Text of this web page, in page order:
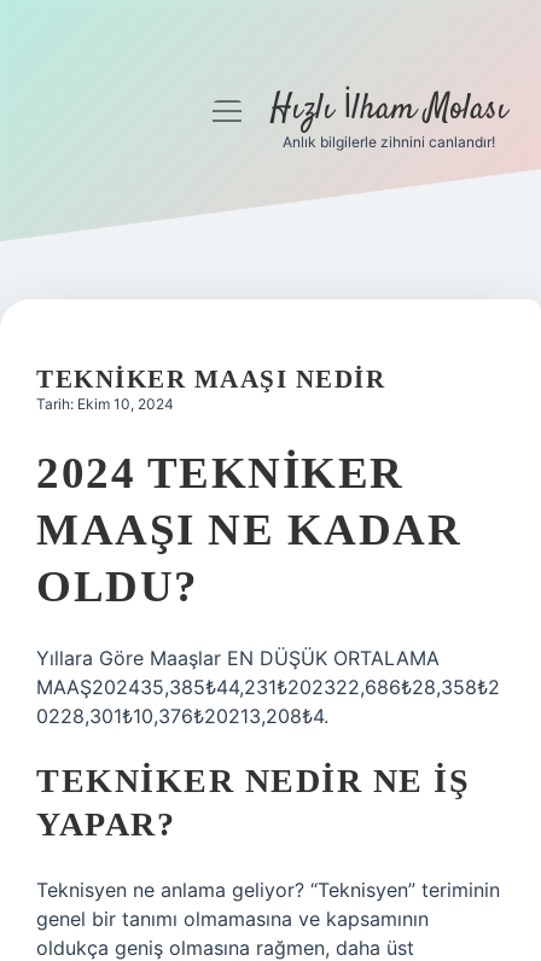
Gizlilik Politikası
Yasal Uyarı
menüyüHızlı İlham Molası
Anlık bilgilerle zihnini canlandır!
TEKNIKER MAAŞI NEDIR
Tarih: Ekim 10, 2024
2024 TEKNIKER
MAAŞI NE KADAR
OLDU?
Yıllara Göre Maaşlar EN DÜŞÜK ORTALAMA
MAAŞ202435,385₺44,231₺202322,686₺28,358₺2
0228,301₺10,376₺20213,208₺4.
TEKNIKER NEDIR NE IŞ
YAPAR?
Teknisyen ne anlama geliyor? “Teknisyen” teriminin
genel bir tanımı olmamasına ve kapsamının
oldukça geniş olmasına rağmen, daha üst